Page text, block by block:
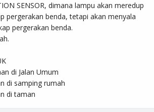
SENSOR, dimana lampu akan meredup
pergerakan benda, tetapi akan menyala
pergerakan benda.
di Jalan Umum
di samping rumah
di taman